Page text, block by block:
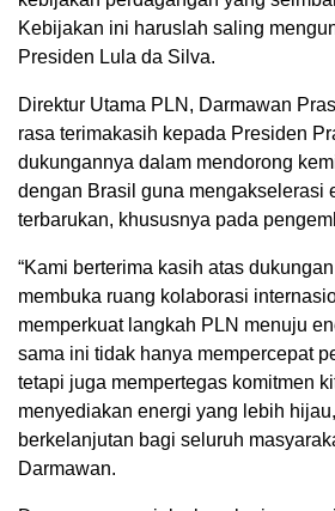
Kebijakan ini haruslah saling
Presiden Lula da Silva.
Direktur Utama PLN, Darmawan
rasa terimakasih kepada Presiden
dukungannya dalam mendorong
dengan Brasil guna mengakselerasi
terbarukan, khususnya pada
“Kami berterima kasih atas
membuka ruang kolaborasi
memperkuat langkah PLN menuju
sama ini tidak hanya mempercepat
tetapi juga mempertegas komitmen
menyediakan energi yang lebih
berkelanjutan bagi seluruh
Darmawan.